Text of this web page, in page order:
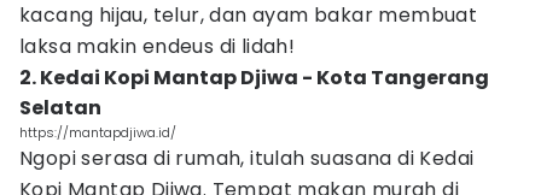
kacang hijau, telur, dan ayam bakar membuat
laksa makin endeus di lidah!
2. Kedai Kopi Mantap Djiwa - Kota Tangerang
Selatan
https://mantapdjiwa.id/
Ngopi serasa di rumah, itulah suasana di Kedai